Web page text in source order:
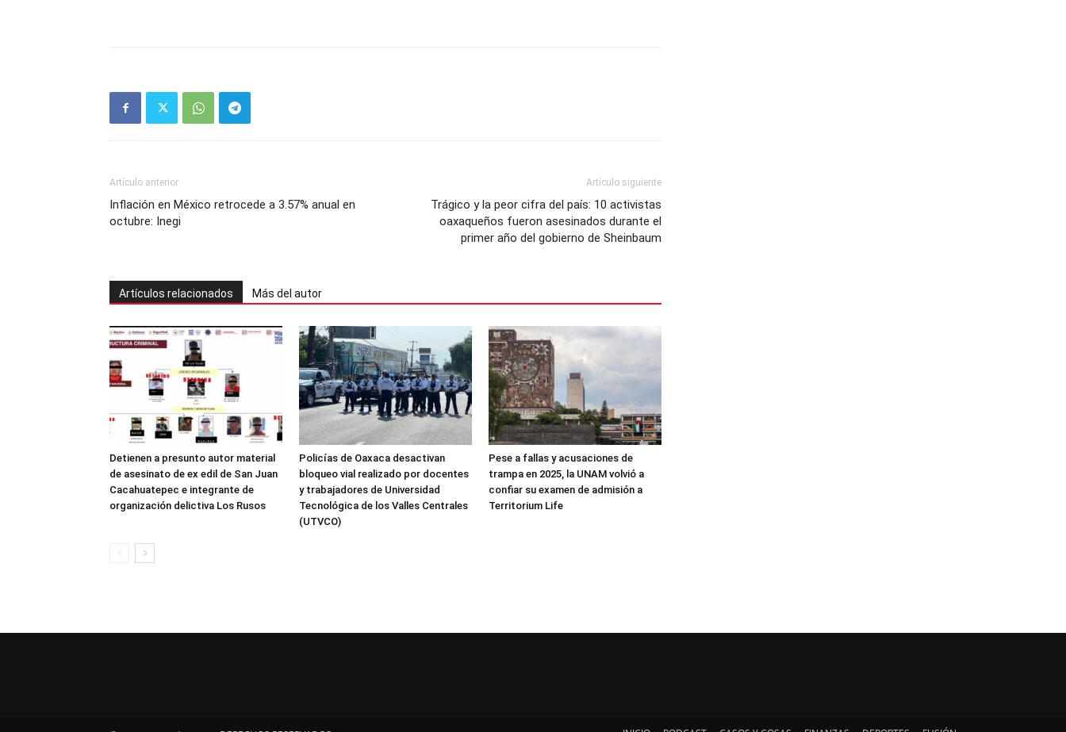
Artículo anterior
Inflación en México retrocede a 3.57% anual en
octubre: Inegi
Artículo siguiente
Trágico y la peor cifra del país: 10 activistas
oaxaqueños fueron asesinados durante el
primer año del gobierno de Sheinbaum
Artículos relacionados Más del autor
Detienen a presunto autor material
de asesinato de ex edil de San Juan
Cacahuatepec e integrante de
organización delictiva Los Rusos
Policías de Oaxaca desactivan
bloqueo vial realizado por docentes
y trabajadores de Universidad
Tecnológica de los Valles Centrales
(UTVCO)
Pese a fallas y acusaciones de
trampa en 2025, la UNAM volvió a
confiar su examen de admisión a
Territorium Life